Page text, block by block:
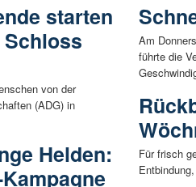
starten
von der
(ADG) in
Helden:
Am
führte die
Für frisch